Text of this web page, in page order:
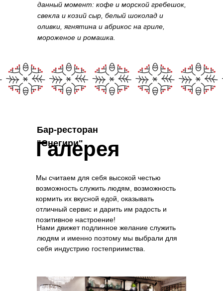
данный момент: кофе и морской гребешок,
свекла и козий сыр, белый шоколад и
оливки, ягнятина и абрикос на гриле,
мороженое и ромашка.
Бар-ресторан
"Снегири"
Галерея
Нами движет подлинное желание служить
людям и именно поэтому мы выбрали для
себя индустрию гостеприимства.
Мы считаем для себя высокой честью
возможность служить людям, возможность
кормить их вкусной едой, оказывать
отличный сервис и дарить им радость и
позитивное настроение!